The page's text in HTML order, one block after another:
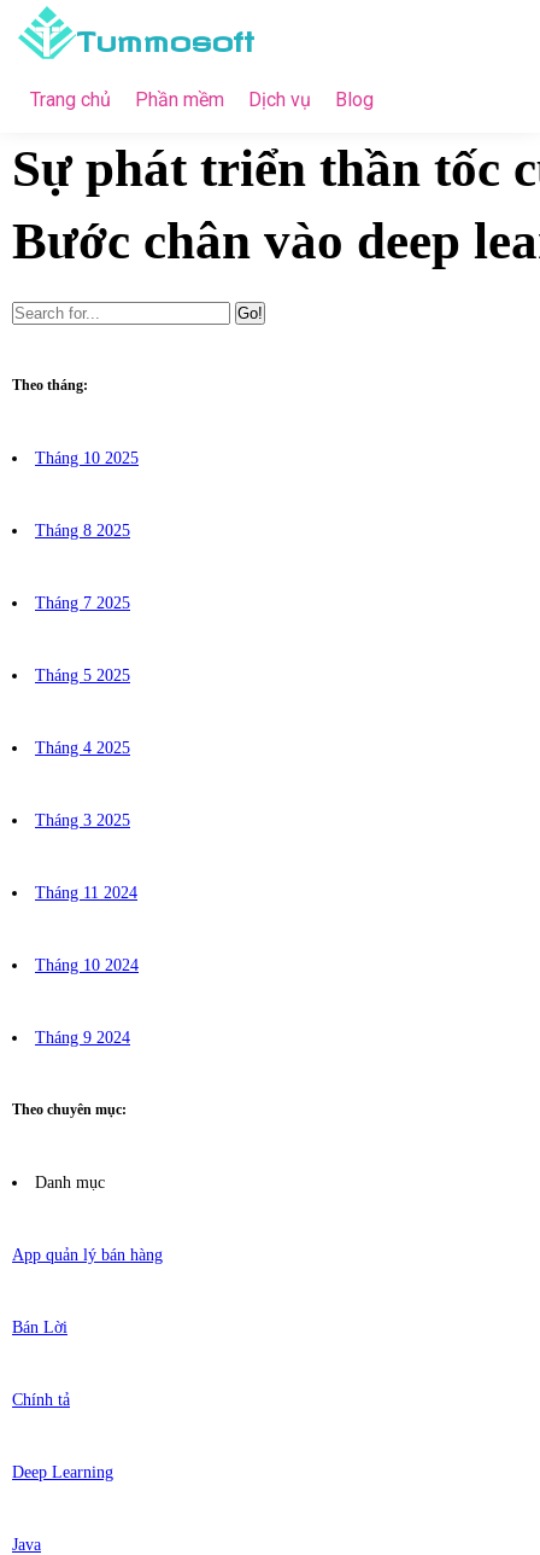
Tummosoft
Trang chủ Phần mềm Dịch vụ Blog
Sự phát triển thần tốc
Bước chân vào deep
Go!
Theo tháng:
Tháng 10 2025
Tháng 8 2025
Tháng 7 2025
Tháng 5 2025
Tháng 4 2025
Tháng 3 2025
Tháng 11 2024
Tháng 10 2024
Tháng 9 2024
Theo chuyên mục:
Danh mục
App quản lý bán hàng
Bán Lời
Chính tả
Deep Learning
Java